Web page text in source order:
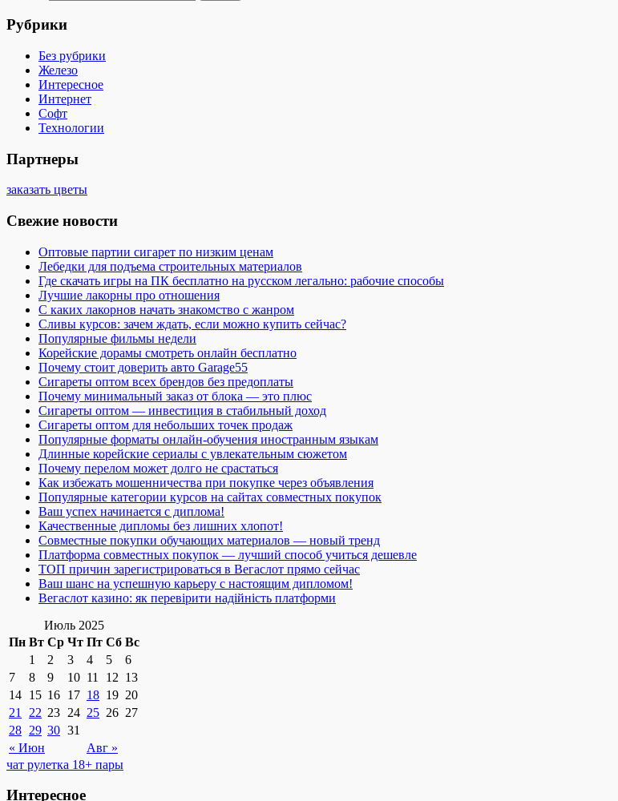
Рубрики
Без рубрики
Железо
Интересное
Интернет
Софт
Технологии
Партнеры
заказать цветы
Свежие новости
Оптовые партии сигарет по низким ценам
Лебедки для подъема строительных материалов
Где скачать игры на ПК бесплатно на русском легально: рабочие способы
Лучшие лакорны про отношения
С каких лакорнов начать знакомство с жанром
Сливы курсов: зачем ждать, если можно купить сейчас?
Популярные фильмы недели
Корейские дорамы смотреть онлайн бесплатно
Почему стоит доверить авто Garage55
Сигареты оптом всех брендов без предоплаты
Почему минимальный заказ от блока — это плюс
Сигареты оптом — инвестиция в стабильный доход
Сигареты оптом для небольших точек продаж
Популярные форматы онлайн-обучения иностранным языкам
Длинные корейские сериалы с увлекательным сюжетом
Почему перелом может долго не срастаться
Как избежать мошенничества при покупке через объявления
Популярные категории курсов на сайтах совместных покупок
Ваш успех начинается с диплома!
Качественные дипломы без лишних хлопот!
Совместные покупки обучающих материалов — новый тренд
Платформа совместных покупок — лучший способ учиться дешевле
ТОП причин зарегистрироваться в Вегаслот прямо сейчас
Ваш шанс на успешную карьеру с настоящим дипломом!
Вегаслот казино: як перевірити надійність платформи
Июль 2025
Пн Вт Ср Чт Пт Сб Вс
« Июн Авг »
1 2 3 4 5
6
7
8 9 10 11 12 13
14 15 16 17 18 19 20
21
22 23 24 25 26 27
28 29 30 31
чат рулетка 18+ пары
Интересное